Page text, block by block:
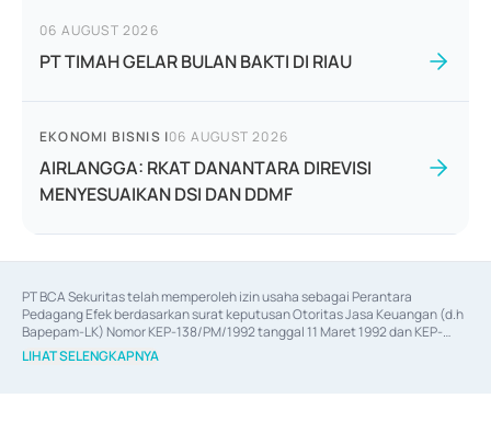
06 AUGUST 2026
PT TIMAH GELAR BULAN BAKTI DI RIAU
EKONOMI BISNIS |06 AUGUST 2026
AIRLANGGA: RKAT DANANTARA DIREVISI
MENYESUAIKAN DSI DAN DDMF
PT BCA Sekuritas telah memperoleh izin usaha sebagai Perantara
Pedagang Efek berdasarkan surat keputusan Otoritas Jasa Keuangan (d.h
Bapepam-LK) Nomor KEP-138/PM/1992 tanggal 11 Maret 1992 dan KEP-
06/D.04/2014 tanggal 28 Februari 2014, izin usaha sebagai Penjamin Emisi
Efek berdasarkan surat keputusan Otoritas Jasa Keuangan Nomor KEP-
LIHAT SELENGKAPNYA